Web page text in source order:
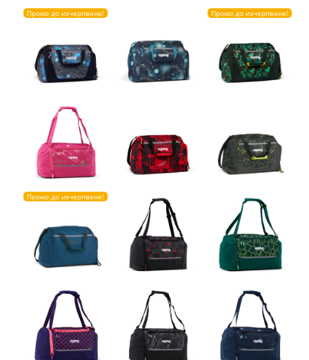
Промо до изчерпване! Промо до изчерпване!
Промо до изчерпване!